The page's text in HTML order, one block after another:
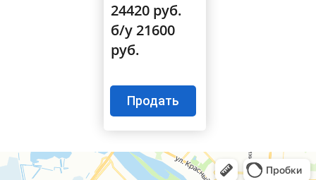
24420 руб.
б/у 21600
руб.
Продать